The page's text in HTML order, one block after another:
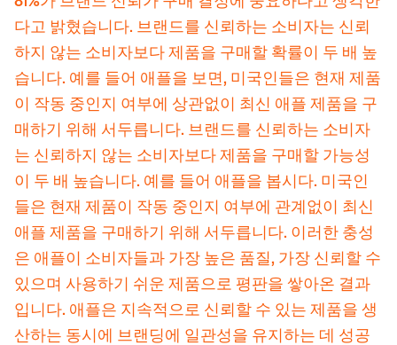
다고 밝혔습니다. 브랜드를 신뢰하는 소비자는 신뢰
하지 않는 소비자보다 제품을 구매할 확률이 두 배 높
습니다. 예를 들어 애플을 보면, 미국인들은 현재 제품
이 작동 중인지 여부에 상관없이 최신 애플 제품을 구
매하기 위해 서두릅니다. 브랜드를 신뢰하는 소비자
는 신뢰하지 않는 소비자보다 제품을 구매할 가능성
이 두 배 높습니다. 예를 들어 애플을 봅시다. 미국인
들은 현재 제품이 작동 중인지 여부에 관계없이 최신
애플 제품을 구매하기 위해 서두릅니다. 이러한 충성
은 애플이 소비자들과 가장 높은 품질, 가장 신뢰할 수
있으며 사용하기 쉬운 제품으로 평판을 쌓아온 결과
입니다. 애플은 지속적으로 신뢰할 수 있는 제품을 생
산하는 동시에 브랜딩에 일관성을 유지하는 데 성공